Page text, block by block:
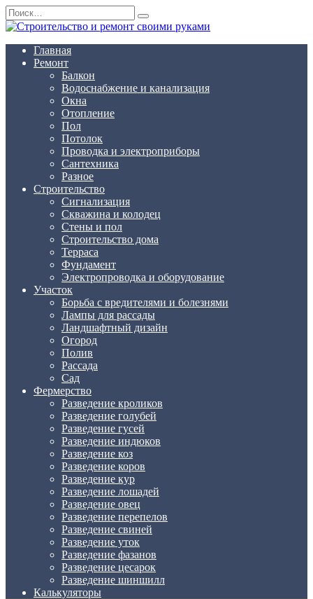
Перейти
к
содержанию
Search
for:
Главная
Ремонт
Балкон
Водоснабжение и канализация
Окна
Отопление
Пол
Потолок
Проводка и электроприборы
Сантехника
Разное
Строительство
Сигнализация
Скважина и колодец
Стены и пол
Строительство дома
Терраса
Фундамент
Электропроводка и оборудование
Участок
Борьба с вредителями и болезнями
Лампы для рассады
Ландшафтный дизайн
Огород
Полив
Рассада
Сад
Фермерство
Разведение кроликов
Разведение голубей
Разведение гусей
Разведение индюков
Разведение коз
Разведение коров
Разведение кур
Разведение лошадей
Разведение овец
Разведение перепелов
Разведение свиней
Разведение уток
Разведение фазанов
Разведение цесарок
Разведение шиншилл
Калькуляторы